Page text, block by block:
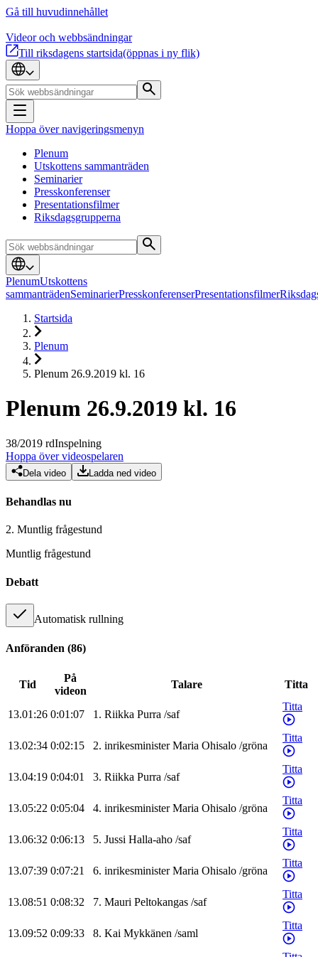
Gå till huvudinnehållet
Videor och webbsändningar
Till riksdagens startsida(öppnas i ny flik)
Hoppa över navigeringsmenyn
Plenum
Utskottens sammanträden
Seminarier
Presskonferenser
Presentationsfilmer
Riksdagsgrupperna
PlenumUtskottens
sammanträdenSeminarierPresskonferenserPresentationsfilmer
Startsida
Plenum
Plenum 26.9.2019 kl. 16
Plenum 26.9.2019 kl. 16
38/2019 rdInspelning
Hoppa över videospelaren
Dela video Ladda ned video
Behandlas nu
2. Muntlig frågestund
Muntlig frågestund
Debatt
Automatisk rullning
Anföranden (86)
Tid
På
videon
Talare Titta
13.01:26 0:01:07 1. Riikka Purra /saf
Titta
13.02:34 0:02:15 2. inrikesminister Maria Ohisalo /gröna
Titta
13.04:19 0:04:01 3. Riikka Purra /saf
Titta
13.05:22 0:05:04 4. inrikesminister Maria Ohisalo /gröna
Titta
13.06:32 0:06:13 5. Jussi Halla-aho /saf
Titta
13.07:39 0:07:21 6. inrikesminister Maria Ohisalo /gröna
Titta
13.08:51 0:08:32 7. Mauri Peltokangas /saf
Titta
13.09:52 0:09:33 8. Kai Mykkänen /saml
Titta